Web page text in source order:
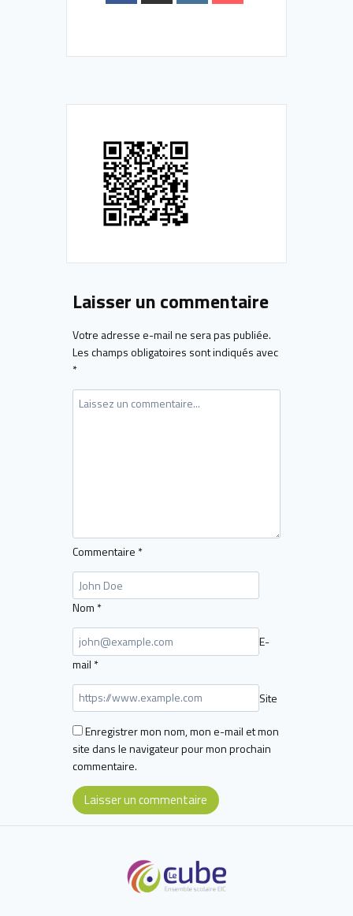
Laisser un commentaire
Votre adresse e-mail ne sera pas publiée.
Les champs obligatoires sont indiqués avec
*
Commentaire *
Nom *
E-
mail *
Site
Enregistrer mon nom, mon e-mail et mon
site dans le navigateur pour mon prochain
commentaire.